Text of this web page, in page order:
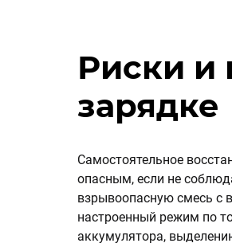
Риски
зарядке
Самостоятельное
опасным, если не
взрывоопасную смесь с
настроенный режим по
аккумулятора,